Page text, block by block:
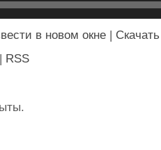
в новом окне | Скачать
| RSS